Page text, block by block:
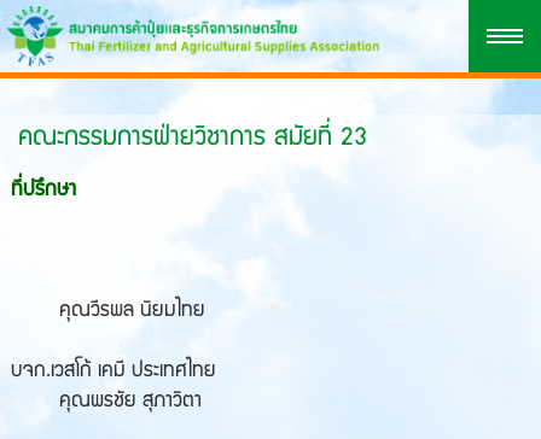
คณะกรรมการฝ่ายวิชาการ สมัยที่ 23
ที่ปรึกษา
คุณวีรพล นิยมไทย
บจก.เวสโก้ เคมี ประเทศไทย
คุณพรชัย สุภาวิตา